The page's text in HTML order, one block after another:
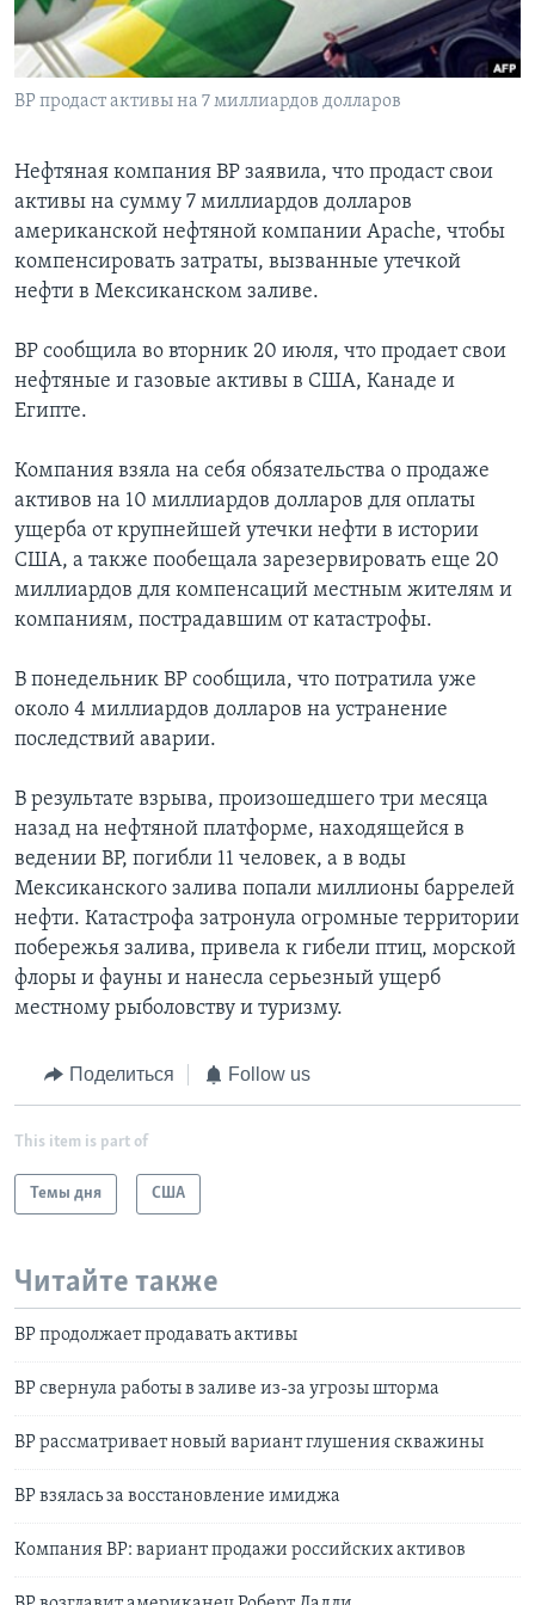
Learning English
СОЦИАЛЬНЫЕ СЕТИ
BP продаст активы на 7 миллиардов долларов
Нефтяная компания ВР заявила, что продаст свои
активы на сумму 7 миллиардов долларов
американской нефтяной компании Apache, чтобы
компенсировать затраты, вызванные утечкой
нефти в Мексиканском заливе.
ВР сообщила во вторник 20 июля, что продает свои
нефтяные и газовые активы в США, Канаде и
Египте.
Компания взяла на себя обязательства о продаже
активов на 10 миллиардов долларов для оплаты
ущерба от крупнейшей утечки нефти в истории
США, а также пообещала зарезервировать еще 20
миллиардов для компенсаций местным жителям и
компаниям, пострадавшим от катастрофы.
В понедельник ВР сообщила, что потратила уже
около 4 миллиардов долларов на устранение
последствий аварии.
В результате взрыва, произошедшего три месяца
назад на нефтяной платформе, находящейся в
ведении BP, погибли 11 человек, а в воды
Мексиканского залива попали миллионы баррелей
нефти. Катастрофа затронула огромные территории
побережья залива, привела к гибели птиц, морской
флоры и фауны и нанесла серьезный ущерб
местному рыболовству и туризму.
Поделиться Follow us
This item is part of
Темы дня США
Читайте также
ВР продолжает продавать активы
BP свернула работы в заливе из-за угрозы шторма
BP рассматривает новый вариант глушения скважины
BP взялась за восстановление имиджа
Компания BP: вариант продажи российских активов